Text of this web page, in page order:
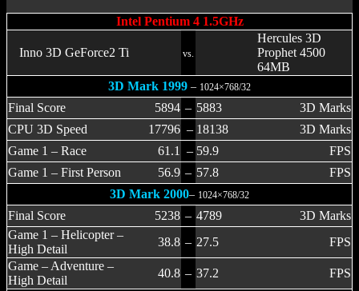
Intel Pentium 4 1.5GHz
Inno 3D GeForce2 Ti vs.
Hercules 3D
Prophet 4500
64MB
3D Mark 1999 – 1024×768/32
Final Score 5894 – 5883
3D Marks
CPU 3D Speed
17796 – 18138
3D Marks
Game 1 – Race
61.1 – 59.9
FPS
Game 1 – First Person
56.9 – 57.8
FPS
3D Mark 2000– 1024×768/32
Final Score 5238 – 4789
3D Marks
Game 1 – Helicopter –
High Detail
38.8 – 27.5
FPS
Game – Adventure –
High Detail
40.8 – 37.2
FPS